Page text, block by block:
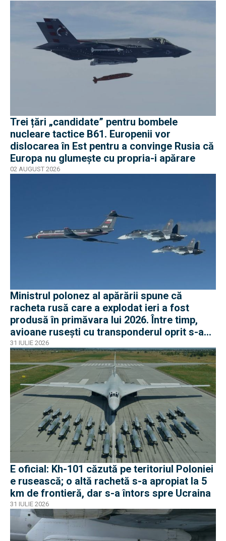
Trei țări „candidate” pentru bombele
nucleare tactice B61. Europenii vor
dislocarea în Est pentru a convinge Rusia că
Europa nu glumește cu propria-i apărare
02 AUGUST 2026
Ministrul polonez al apărării spune că
racheta rusă care a explodat ieri a fost
produsă în primăvara lui 2026. Între timp,
avioane rusești cu transponderul oprit s-au
apropiat de frontiera Poloniei
31 IULIE 2026
E oficial: Kh-101 căzută pe teritoriul Poloniei
e rusească; o altă rachetă s-a apropiat la 5
km de frontieră, dar s-a întors spre Ucraina
31 IULIE 2026